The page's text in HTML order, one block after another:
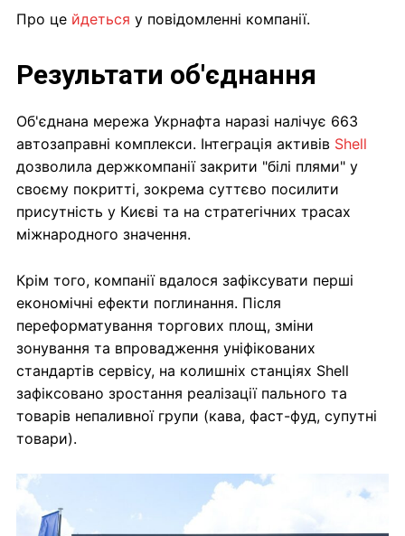
Про це йдеться у повідомленні компанії.
Результати об'єднання
Об'єднана мережа Укрнафта наразі налічує 663
автозаправні комплекси. Інтеграція активів Shell
дозволила держкомпанії закрити "білі плями" у
своєму покритті, зокрема суттєво посилити
присутність у Києві та на стратегічних трасах
міжнародного значення.
Крім того, компанії вдалося зафіксувати перші
економічні ефекти поглинання. Після
переформатування торгових площ, зміни
зонування та впровадження уніфікованих
стандартів сервісу, на колишніх станціях Shell
зафіксовано зростання реалізації пального та
товарів непаливної групи (кава, фаст-фуд, супутні
товари).